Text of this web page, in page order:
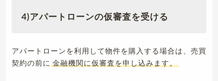
4)アパートローンの仮審査を受ける
アパートローンを利用して物件を購入する場合は、売買
契約の前に 金融機関に仮審査を申し込みます。